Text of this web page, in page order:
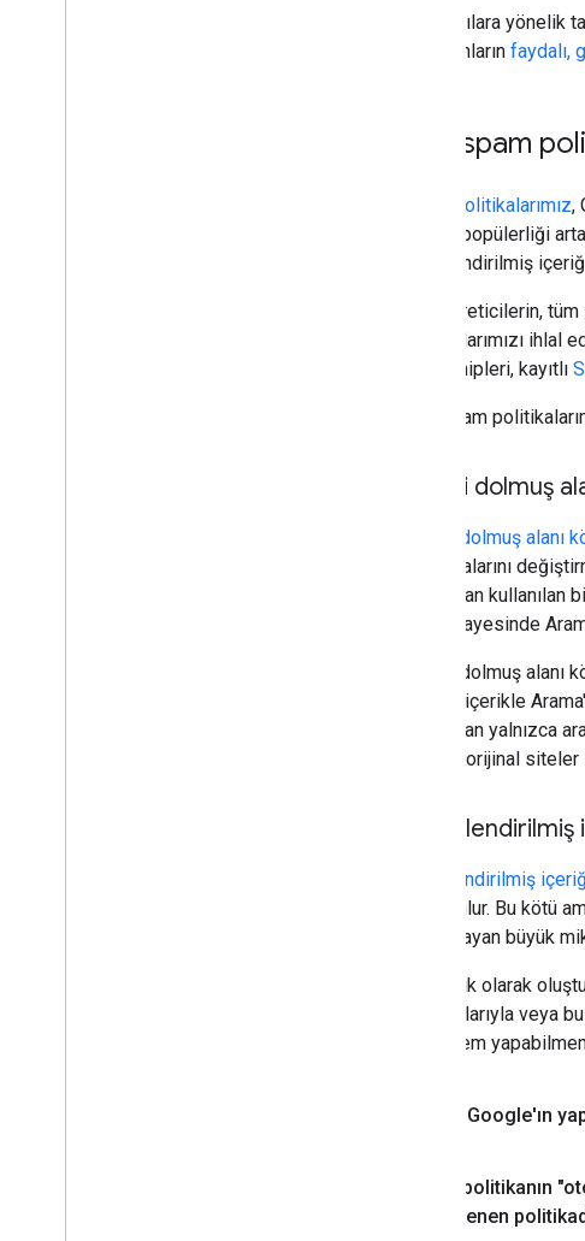
Kullanıcılara
olmayanların faydalı,
Yeni spam
Spam politikalarımız,
Bugün, popülerliği
ölçeklendirilmiş
İçerik üreticilerin,
politikalarımızı
site sahipleri, kayıtlı
Yeni spam
Süresi dolmuş
Süresi dolmuş alanı
sıralamalarını
tarafından
itibarı sayesinde
Süresi dolmuş alanı
değerli içerikle
tarafından yalnızca
yeni ve orijinal
Ölçeklendirilmiş
oluşturulur. Bu kötü
sağlamayan büyük
Otomatik olarak
çalışmalarıyla
ilgili işlem
Google'ın
Bu politikanın
güncellenen